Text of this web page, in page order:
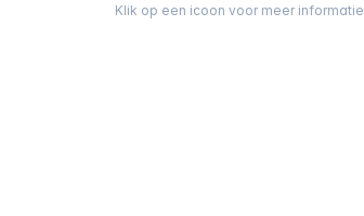
Klik op een icoon voor meer informatie